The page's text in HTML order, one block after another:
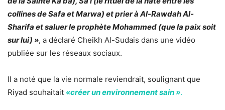
collines de Safa et Marwa) et prier à Al-Rawdah Al-
Sharifa et saluer le prophète Mohammed (que la paix soit
sur lui) », a déclaré Cheikh Al-Sudais dans une vidéo
publiée sur les réseaux sociaux.
Il a noté que la vie normale reviendrait, soulignant que
Riyad souhaitait «créer un environnement sain ».